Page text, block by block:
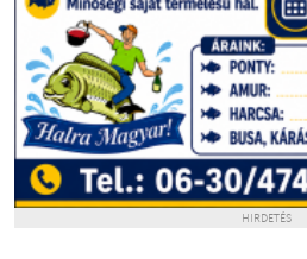
HIRDETÉS